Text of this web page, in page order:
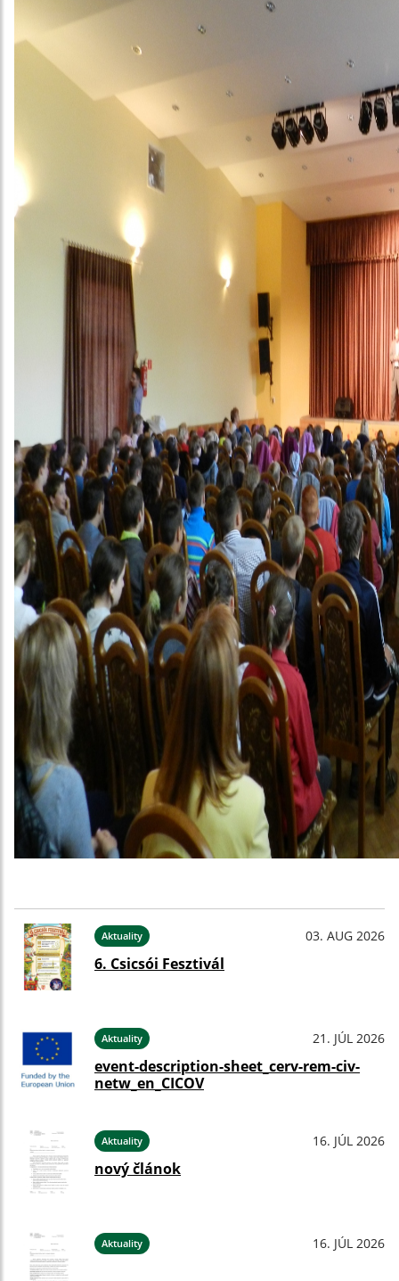
Aktuality 03. AUG 2026
6. Csicsói Fesztivál
Aktuality 21. JÚL 2026
event-description-sheet_cerv-rem-civ-
netw_en_CICOV
Aktuality 16. JÚL 2026
nový článok
Aktuality 16. JÚL 2026